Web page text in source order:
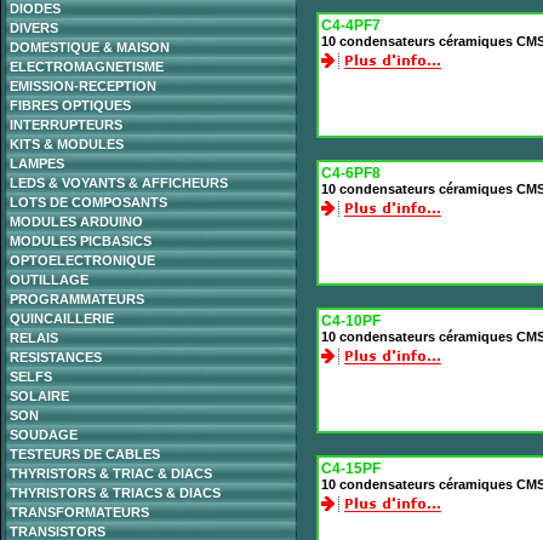
DIODES
DIVERS
DOMESTIQUE & MAISON
ELECTROMAGNETISME
EMISSION-RECEPTION
FIBRES OPTIQUES
INTERRUPTEURS
KITS & MODULES
LAMPES
LEDS & VOYANTS & AFFICHEURS
LOTS DE COMPOSANTS
MODULES ARDUINO
MODULES PICBASICS
OPTOELECTRONIQUE
OUTILLAGE
PROGRAMMATEURS
QUINCAILLERIE
RELAIS
RESISTANCES
SELFS
SOLAIRE
SON
SOUDAGE
TESTEURS DE CABLES
THYRISTORS & TRIAC & DIACS
THYRISTORS & TRIACS & DIACS
TRANSFORMATEURS
TRANSISTORS
C4-4PF7
10 condensateurs céramiques
C4-6PF8
10 condensateurs céramiques
C4-10PF
10 condensateurs céramiques
C4-15PF
10 condensateurs céramiques